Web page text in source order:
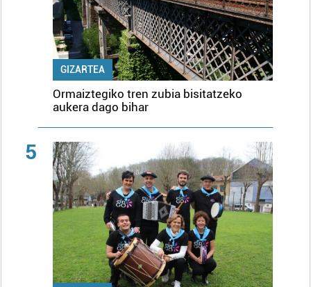
GIZARTEA
Ormaiztegiko tren zubia bisitatzeko
aukera dago bihar
5